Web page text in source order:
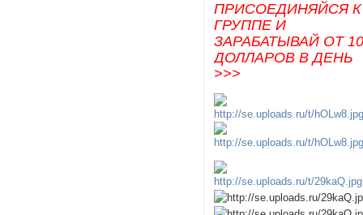
ПРИСОЕДИНЯЙСЯ К
ГРУППЕ И
ЗАРАБАТЫВАЙ ОТ
ДОЛЛАРОВ В ДЕНЬ
>>>